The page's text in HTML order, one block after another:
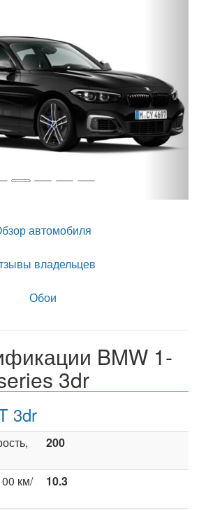
автомобиля
владельцев
Обои
BMW 1-
3dr
3dr
200
км/
10.3